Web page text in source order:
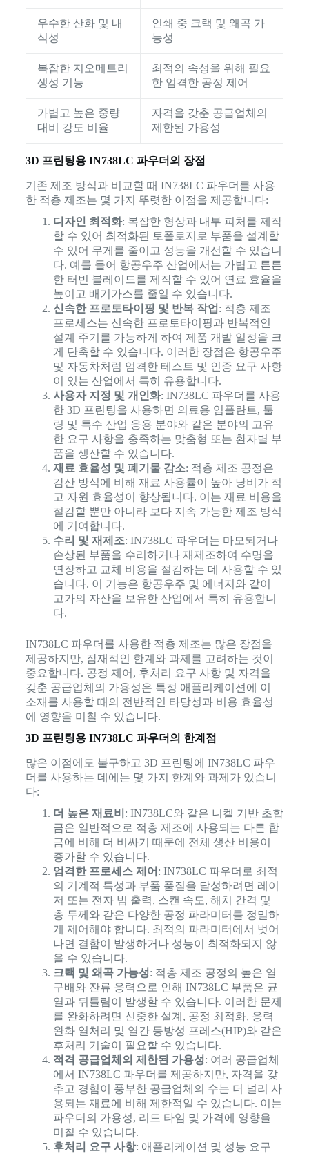
우수한 산화 및 내
식성
인쇄 중 크랙 및 왜곡 가
능성
복잡한 지오메트리
생성 기능
최적의 속성을 위해 필요
한 엄격한 공정 제어
가볍고 높은 중량
대비 강도 비율
자격을 갖춘 공급업체의
제한된 가용성
3D 프린팅용 IN738LC 파우더의 장점
기존 제조 방식과 비교할 때 IN738LC 파우더를 사용
한 적층 제조는 몇 가지 뚜렷한 이점을 제공합니다:
디자인 최적화: 복잡한 형상과 내부 피처를 제작
할 수 있어 최적화된 토폴로지로 부품을 설계할
수 있어 무게를 줄이고 성능을 개선할 수 있습니
다. 예를 들어 항공우주 산업에서는 가볍고 튼튼
한 터빈 블레이드를 제작할 수 있어 연료 효율을
높이고 배기가스를 줄일 수 있습니다.
신속한 프로토타이핑 및 반복 작업 : 적층 제조
프로세스는 신속한 프로토타이핑과 반복적인
설계 주기를 가능하게 하여 제품 개발 일정을 크
게 단축할 수 있습니다. 이러한 장점은 항공우주
및 자동차처럼 엄격한 테스트 및 인증 요구 사항
이 있는 산업에서 특히 유용합니다.
사용자 지정 및 개인화: IN738LC 파우더를 사용
한 3D 프린팅을 사용하면 의료용 임플란트, 툴
링 및 특수 산업 응용 분야와 같은 분야의 고유
한 요구 사항을 충족하는 맞춤형 또는 환자별 부
품을 생산할 수 있습니다.
재료 효율성 및 폐기물 감소: 적층 제조 공정은
감산 방식에 비해 재료 사용률이 높아 낭비가 적
고 자원 효율성이 향상됩니다. 이는 재료 비용을
절감할 뿐만 아니라 보다 지속 가능한 제조 방식
에 기여합니다.
수리 및 재제조: IN738LC 파우더는 마모되거나
손상된 부품을 수리하거나 재제조하여 수명을
연장하고 교체 비용을 절감하는 데 사용할 수 있
습니다. 이 기능은 항공우주 및 에너지와 같이
고가의 자산을 보유한 산업에서 특히 유용합니
다.
IN738LC 파우더를 사용한 적층 제조는 많은 장점을
제공하지만, 잠재적인 한계와 과제를 고려하는 것이
중요합니다. 공정 제어, 후처리 요구 사항 및 자격을
갖춘 공급업체의 가용성은 특정 애플리케이션에 이
소재를 사용할 때의 전반적인 타당성과 비용 효율성
에 영향을 미칠 수 있습니다.
3D 프린팅용 IN738LC 파우더의 한계점
많은 이점에도 불구하고 3D 프린팅에 IN738LC 파우
더를 사용하는 데에는 몇 가지 한계와 과제가 있습니
다:
더 높은 재료비 : IN738LC와 같은 니켈 기반 초합
금은 일반적으로 적층 제조에 사용되는 다른 합
금에 비해 더 비싸기 때문에 전체 생산 비용이
증가할 수 있습니다.
엄격한 프로세스 제어 : IN738LC 파우더로 최적
의 기계적 특성과 부품 품질을 달성하려면 레이
저 또는 전자 빔 출력, 스캔 속도, 해치 간격 및
층 두께와 같은 다양한 공정 파라미터를 정밀하
게 제어해야 합니다. 최적의 파라미터에서 벗어
나면 결함이 발생하거나 성능이 최적화되지 않
을 수 있습니다.
크랙 및 왜곡 가능성: 적층 제조 공정의 높은 열
구배와 잔류 응력으로 인해 IN738LC 부품은 균
열과 뒤틀림이 발생할 수 있습니다. 이러한 문제
를 완화하려면 신중한 설계, 공정 최적화, 응력
완화 열처리 및 열간 등방성 프레스(HIP)와 같은
후처리 기술이 필요할 수 있습니다.
적격 공급업체의 제한된 가용성: 여러 공급업체
에서 IN738LC 파우더를 제공하지만, 자격을 갖
추고 경험이 풍부한 공급업체의 수는 더 널리 사
용되는 재료에 비해 제한적일 수 있습니다. 이는
파우더의 가용성, 리드 타임 및 가격에 영향을
미칠 수 있습니다.
후처리 요구 사항: 애플리케이션 및 성능 요구